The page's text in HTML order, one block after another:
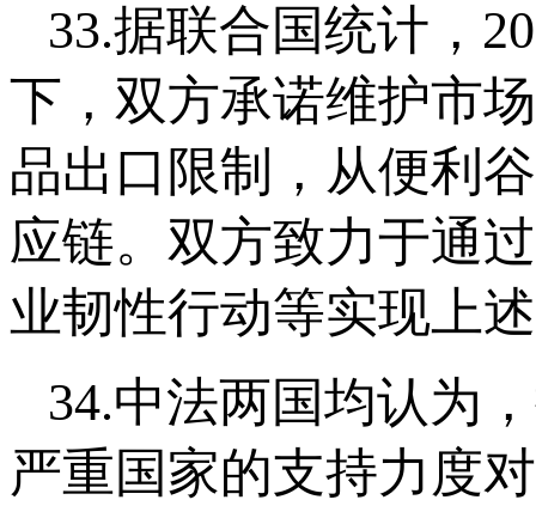
33.据联合国统计，
下，双方承诺维护市
品出口限制，从便利
应链。双方致力于通
业韧性行动等实现上
34.中法两国均认为
严重国家的支持力度